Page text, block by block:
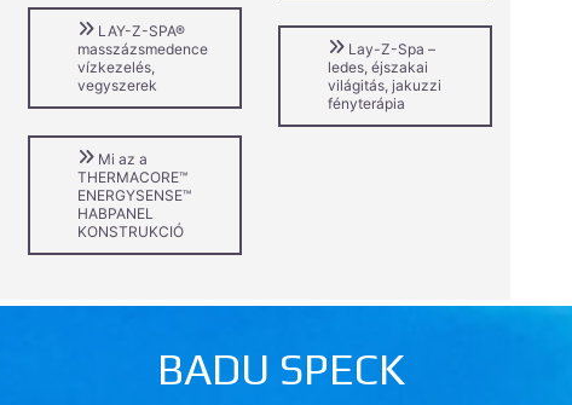
LAY-Z-SPA®
masszázsmedence
vízkezelés,
vegyszerek
Mi az a
THERMACORE™
ENERGYSENSE™
HABPANEL
KONSTRUKCIÓ
Lay-Z-Spa –
ledes, éjszakai
világitás, jakuzzi
fényterápia
BADU SPECK